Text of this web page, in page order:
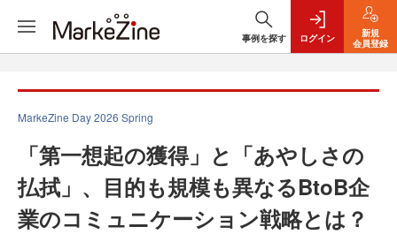
事例を探す ログイン
新規
会員登録
MarkeZine Day 2026 Spring
「第一想起の獲得」と「あやしさの
払拭」、目的も規模も異なるBtoB企
業のコミュニケーション戦略とは？